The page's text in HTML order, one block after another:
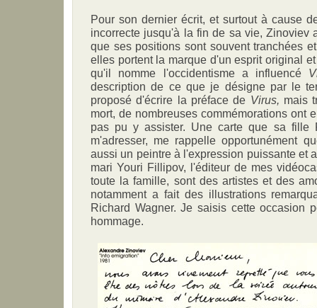
Pour son dernier écrit, et surtout à cause
incorrecte jusqu'à la fin de sa vie, Zinoviev
que ses positions sont souvent tranchées
elles portent la marque d'un esprit original
qu'il nomme l'occidentisme a influencé
description de ce que je désigne par le
proposé d'écrire la préface de Virus, mais
mort, de nombreuses commémorations ont
pas pu y assister. Une carte que sa fille
m'adresser, me rappelle opportunément
aussi un peintre à l'expression puissante et
mari Youri Fillipov, l'éditeur de mes
toute la famille, sont des artistes et des
notamment a fait des illustrations
Richard Wagner. Je saisis cette occasion
hommage.